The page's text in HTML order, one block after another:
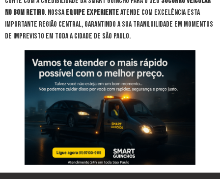
no Bom Retiro. Nossaequipe experienteatende com excelência esta
importante região central, garantindo a sua tranquilidade em momentos
de imprevisto em toda a cidade de São Paulo.